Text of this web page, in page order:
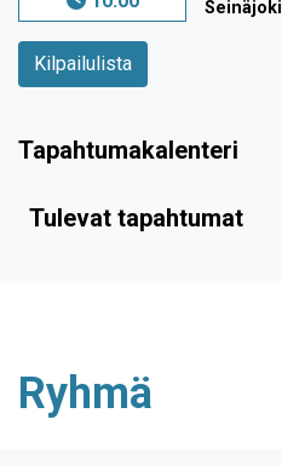
Seinäjoki
Kilpailulista
Tapahtumakalenteri
Tulevat tapahtumat
Ryhmä